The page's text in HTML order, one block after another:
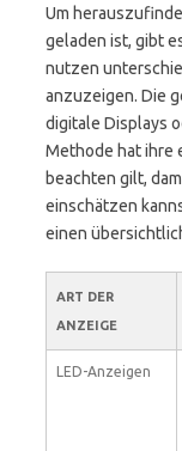
Um
geladen ist, gibt
nutzen
anzuzeigen. Die
digitale Displays
Methode hat ihre
beachten gilt,
einschätzen
einen
ART DER
ANZEIGE
LED-Anzeigen